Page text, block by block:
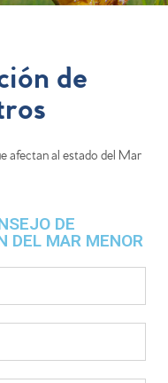
de
afectan al estado del Mar
DE
DEL MAR MENOR